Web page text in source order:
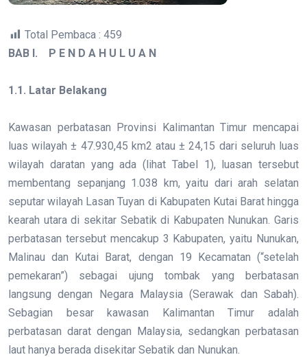
Total Pembaca : 459
BAB I. P E N D A H U L U A N
1.1. Latar Belakang
Kawasan perbatasan Provinsi Kalimantan Timur mencapai
luas wilayah ± 47.930,45 km2 atau ± 24,15 dari seluruh luas
wilayah daratan yang ada (lihat Tabel 1), luasan tersebut
membentang sepanjang 1.038 km, yaitu dari arah selatan
seputar wilayah Lasan Tuyan di Kabupaten Kutai Barat hingga
kearah utara di sekitar Sebatik di Kabupaten Nunukan. Garis
perbatasan tersebut mencakup 3 Kabupaten, yaitu Nunukan,
Malinau dan Kutai Barat, dengan 19 Kecamatan (“setelah
pemekaran”) sebagai ujung tombak yang berbatasan
langsung dengan Negara Malaysia (Serawak dan Sabah).
Sebagian besar kawasan Kalimantan Timur adalah
perbatasan darat dengan Malaysia, sedangkan perbatasan
laut hanya berada disekitar Sebatik dan Nunukan.